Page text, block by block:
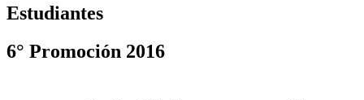
Estudiantes
6° Promoción 2016